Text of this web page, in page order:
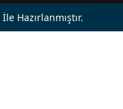
İle Hazırlanmıştır.